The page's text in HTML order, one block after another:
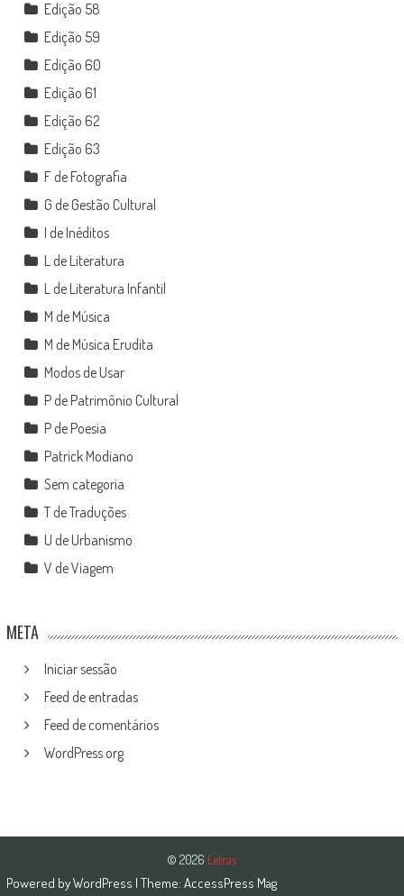
Edição 58
Edição 59
Edição 60
Edição 61
Edição 62
Edição 63
F de Fotografia
G de Gestão Cultural
I de Inéditos
L de Literatura
L de Literatura Infantil
M de Música
M de Música Erudita
Modos de Usar
P de Patrimônio Cultural
P de Poesia
Patrick Modiano
Sem categoria
T de Traduções
U de Urbanismo
V de Viagem
META
Iniciar sessão
Feed de entradas
Feed de comentários
WordPress.org
© 2026 Letras
Powered byWordPress | Theme: AccessPress Mag